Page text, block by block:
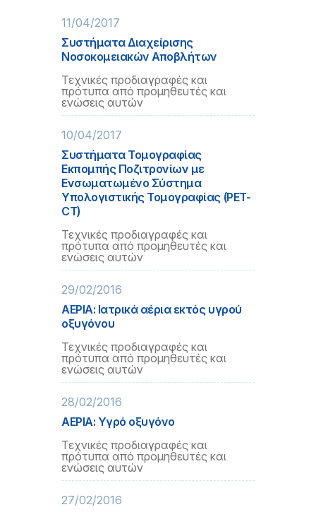
11/04/2017
Συστήματα Διαχείρισης
Νοσοκομειακών Αποβλήτων
Τεχνικές προδιαγραφές και
πρότυπα από προμηθευτές και
ενώσεις αυτών
10/04/2017
Συστήματα Τομογραφίας
Εκπομπής Ποζιτρονίων με
Ενσωματωμένο Σύστημα
Υπολογιστικής Τομογραφίας (PET-
CT)
Τεχνικές προδιαγραφές και
πρότυπα από προμηθευτές και
ενώσεις αυτών
29/02/2016
ΑΕΡΙΑ: Ιατρικά αέρια εκτός υγρού
οξυγόνου
Τεχνικές προδιαγραφές και
πρότυπα από προμηθευτές και
ενώσεις αυτών
28/02/2016
ΑΕΡΙΑ: Υγρό οξυγόνο
Τεχνικές προδιαγραφές και
πρότυπα από προμηθευτές και
ενώσεις αυτών
27/02/2016